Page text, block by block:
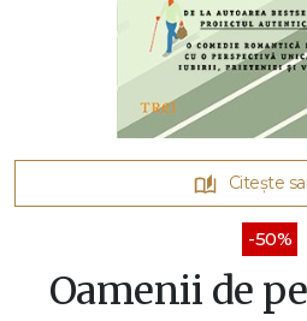
Citește
-50%
Oamenii de